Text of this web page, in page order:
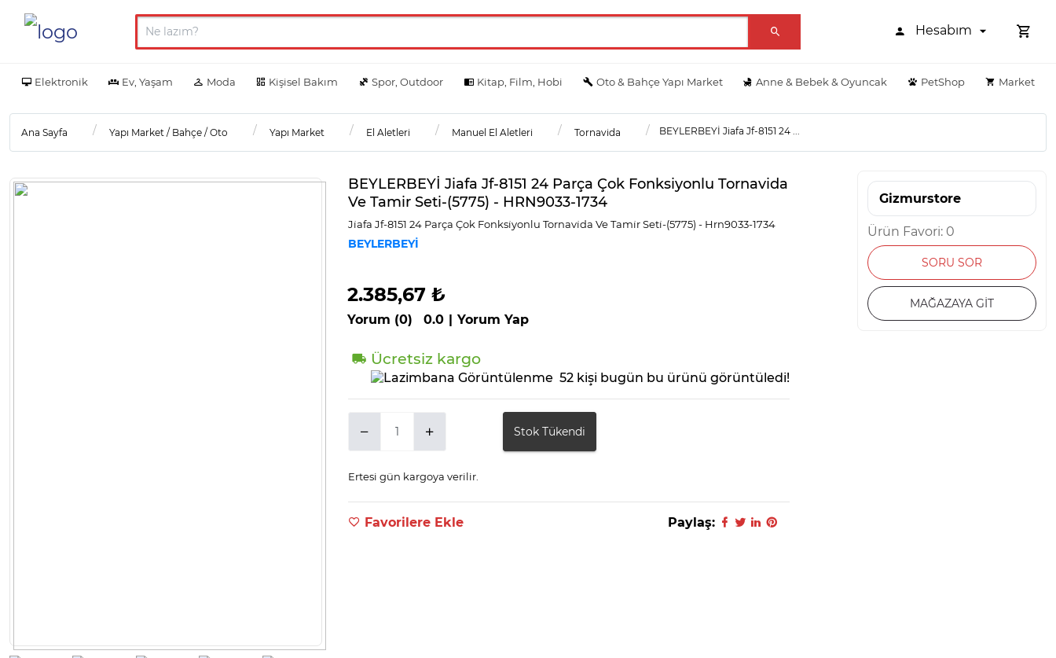
Hesabım
Elektronik Ev, Yaşam Moda Kişisel Bakım Spor, Outdoor Kitap, Film, Hobi Oto & Bahçe Yapı Market Anne & Bebek & Oyuncak PetShop Market
Ana Sayfa Yapı Market / Bahçe / Oto Yapı Market El Aletleri Manuel El Aletleri Tornavida BEYLERBEYİ Jiafa Jf-8151 24 ...
BEYLERBEYİ Jiafa Jf-8151 24 Parça Çok Fonksiyonlu Tornavida
Ve Tamir Seti-(5775) - HRN9033-1734
Ji̇afa Jf-8151 24 Parça Çok Fonksi̇yonlu Tornavi̇da Ve Tami̇r Seti̇-(5775) - Hrn9033-1734
BEYLERBEYİ
2.385,67 ₺
Yorum (0) 0.0 | Yorum Yap
Gizmurstore
Ürün Favori: 0
SORU SOR
MAĞAZAYA GİT
Ücretsiz kargo
52 kişi bugün bu ürünü görüntüledi!
Stok Tükendi
Ertesi gün kargoya verilir.
Favorilere Ekle Paylaş: